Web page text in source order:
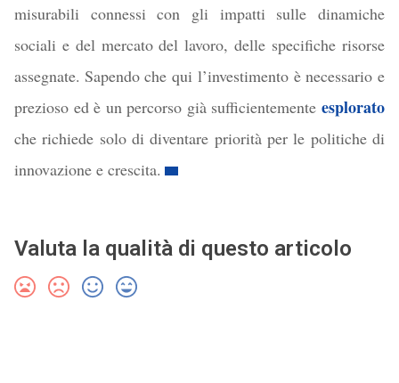
misurabili connessi con gli impatti sulle dinamiche
sociali e del mercato del lavoro, delle specifiche risorse
assegnate. Sapendo che qui l’investimento è necessario e
prezioso ed è un percorso già sufficientemente esplorato
che richiede solo di diventare priorità per le politiche di
innovazione e crescita.
Valuta la qualità di questo articolo